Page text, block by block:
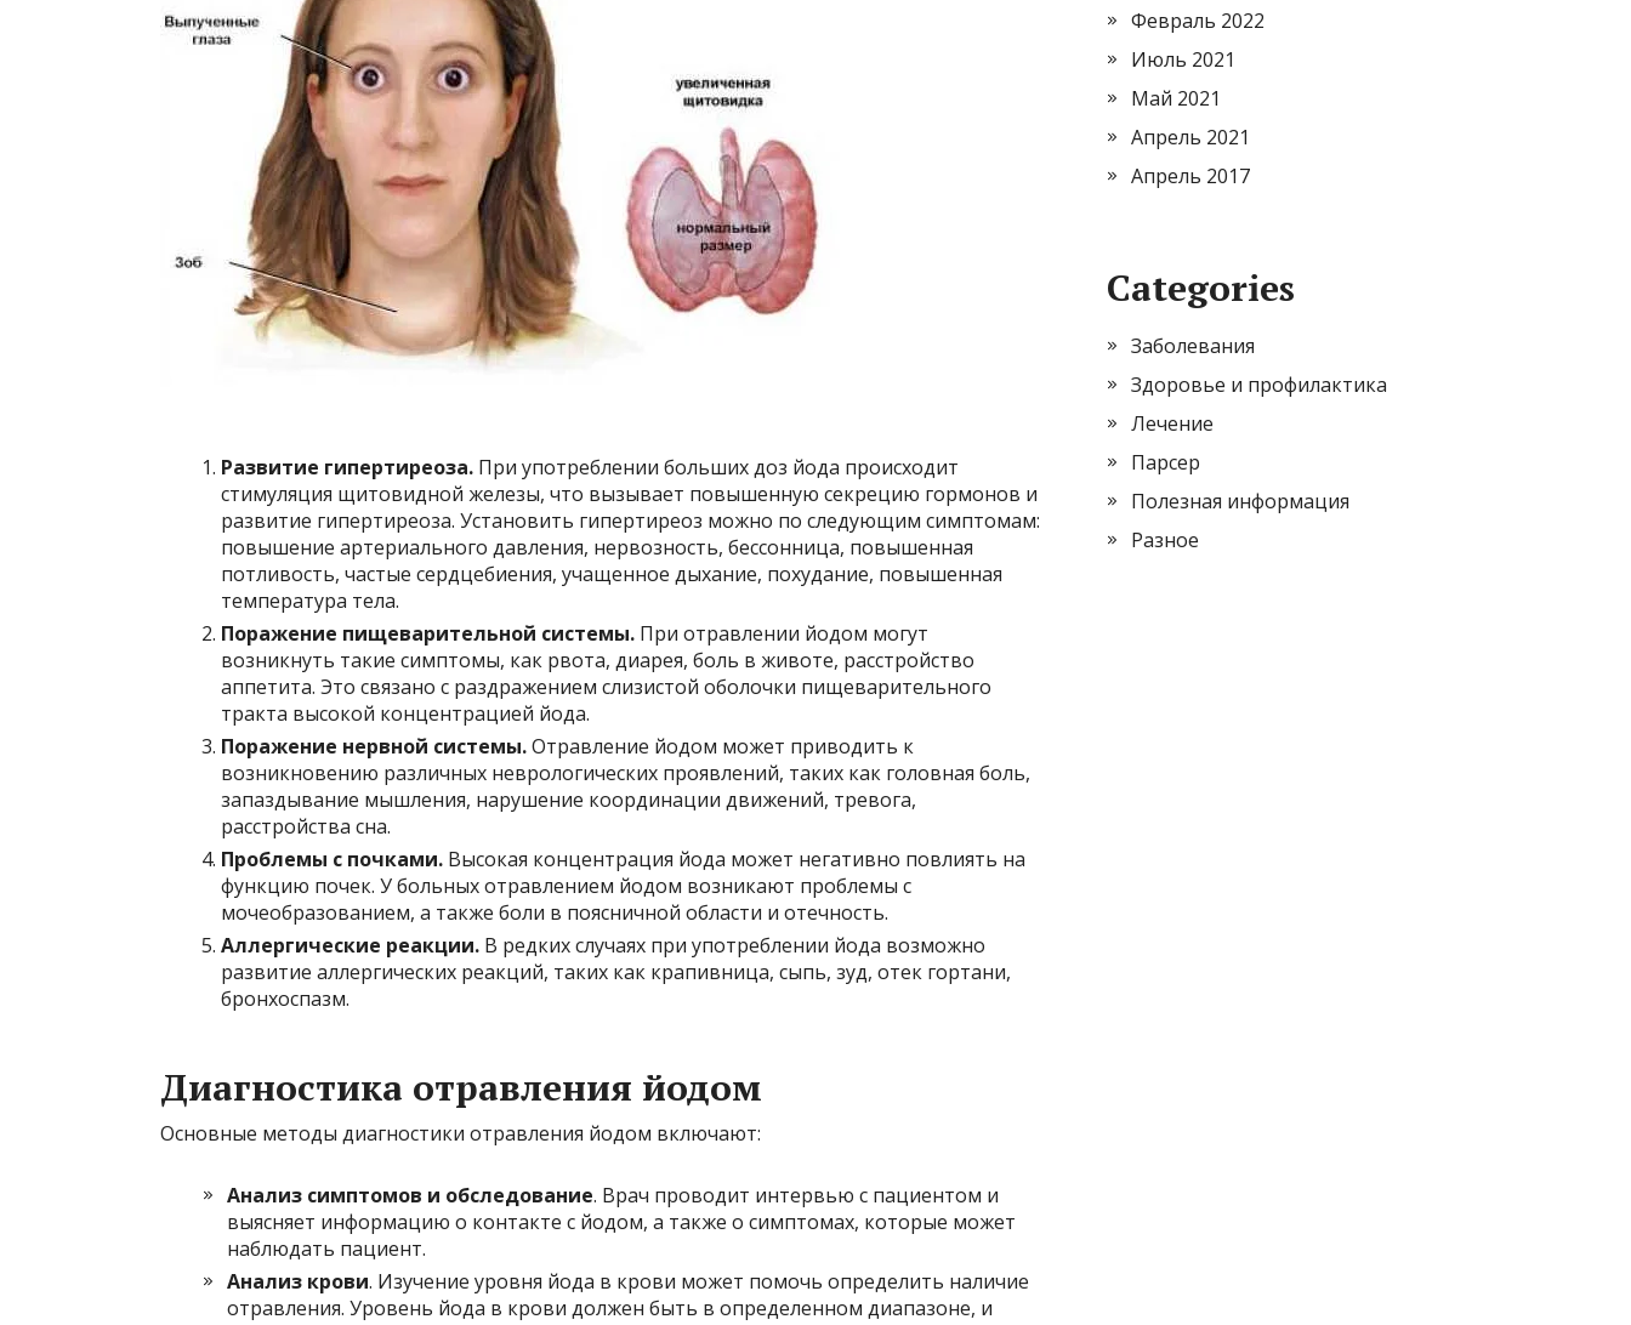
Развитие гипертиреоза. При употреблении больших доз йода происходит
стимуляция щитовидной железы, что вызывает повышенную секрецию гормонов и
развитие гипертиреоза. Установить гипертиреоз можно по следующим симптомам:
повышение артериального давления, нервозность, бессонница, повышенная
потливость, частые сердцебиения, учащенное дыхание, похудание, повышенная
температура тела.
Поражение пищеварительной системы. При отравлении йодом могут
возникнуть такие симптомы, как рвота, диарея, боль в животе, расстройство
аппетита. Это связано с раздражением слизистой оболочки пищеварительного
тракта высокой концентрацией йода.
Поражение нервной системы.Отравление йодом может приводить к
возникновению различных неврологических проявлений, таких как головная боль,
запаздывание мышления, нарушение координации движений, тревога,
расстройства сна.
Проблемы с почками. Высокая концентрация йода может негативно повлиять на
функцию почек. У больных отравлением йодом возникают проблемы с
мочеобразованием, а также боли в поясничной области и отечность.
Аллергические реакции. В редких случаях при употреблении йода возможно
развитие аллергических реакций, таких как крапивница, сыпь, зуд, отек гортани,
бронхоспазм.
Диагностика отравления йодом
Основные методы диагностики отравления йодом включают:
Анализ симптомов и обследование. Врач проводит интервью с пациентом и
выясняет информацию о контакте с йодом, а также о симптомах, которые может
наблюдать пациент.
Анализ крови. Изучение уровня йода в крови может помочь определить наличие
отравления. Уровень йода в крови должен быть в определенном диапазоне, и
Февраль 2022
Июль 2021
Май 2021
Апрель 2021
Апрель 2017
Categories
Заболевания
Здоровье и профилактика
Лечение
Парсер
Полезная информация
Разное